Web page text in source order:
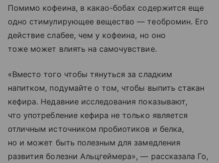
Помимо кофеина, в какао-бобах содержится еще
одно стимулирующее вещество — теобромин. Его
действие слабее, чем у кофеина, но оно
тоже может влиять на самочувствие.
«Вместо того чтобы тянуться за сладким
напитком, подумайте о том, чтобы выпить стакан
кефира. Недавние исследования показывают,
что употребление кефира не только является
отличным источником пробиотиков и белка,
но и может быть полезным для замедления
развития болезни Альцгеймера», — рассказала Го,